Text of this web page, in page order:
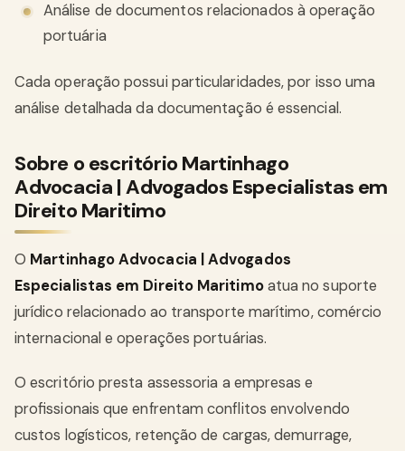
Análise de documentos relacionados à operação
portuária
Cada operação possui particularidades, por isso uma
análise detalhada da documentação é essencial.
Sobre o escritório Martinhago
Advocacia | Advogados Especialistas em
Direito Maritimo
O Martinhago Advocacia | Advogados
Especialistas em Direito Maritimoatua no suporte
jurídico relacionado ao transporte marítimo, comércio
internacional e operações portuárias.
O escritório presta assessoria a empresas e
profissionais que enfrentam conflitos envolvendo
custos logísticos, retenção de cargas, demurrage,